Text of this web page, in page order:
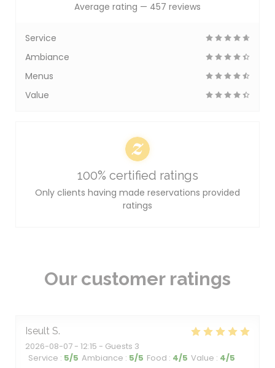
Our customer ratings
Iseult S
2026-08-07 - 12:15 - Guests 3
Service : 5/5 Ambiance : 5/5 Food : 4/5 Value : 4/5
Average rating — 457 reviews
Service
Ambiance
Menus
Value
100% certified ratings
Only clients having made reservations provided
ratings